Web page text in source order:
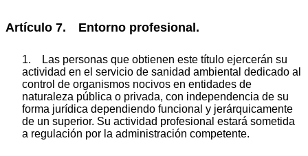
Artículo 7. Entorno profesional.
1. Las personas que obtienen este título ejercerán su
actividad en el servicio de sanidad ambiental dedicado al
control de organismos nocivos en entidades de
naturaleza pública o privada, con independencia de su
forma jurídica dependiendo funcional y jerárquicamente
de un superior. Su actividad profesional estará sometida
a regulación por la administración competente.